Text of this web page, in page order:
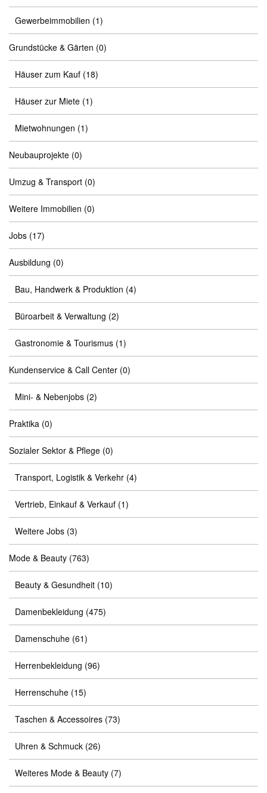
Gewerbeimmobilien (1)
Grundstücke & Gärten (0)
Häuser zum Kauf (18)
Häuser zur Miete (1)
Mietwohnungen (1)
Neubauprojekte (0)
Umzug & Transport (0)
Weitere Immobilien (0)
Jobs (17)
Ausbildung (0)
Bau, Handwerk & Produktion (4)
Büroarbeit & Verwaltung (2)
Gastronomie & Tourismus (1)
Kundenservice & Call Center (0)
Mini- & Nebenjobs (2)
Praktika (0)
Sozialer Sektor & Pflege (0)
Transport, Logistik & Verkehr (4)
Vertrieb, Einkauf & Verkauf (1)
Weitere Jobs (3)
Mode & Beauty (763)
Beauty & Gesundheit (10)
Damenbekleidung (475)
Damenschuhe (61)
Herrenbekleidung (96)
Herrenschuhe (15)
Taschen & Accessoires (73)
Uhren & Schmuck (26)
Weiteres Mode & Beauty (7)